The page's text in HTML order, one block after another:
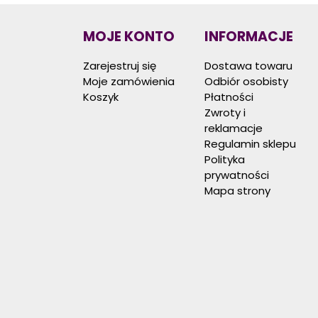
MOJE KONTO
Zarejestruj się
Moje zamówienia
Koszyk
INFORMACJE
Dostawa towaru
Odbiór osobisty
Płatności
Zwroty i
reklamacje
Regulamin sklepu
Polityka
prywatności
Mapa strony